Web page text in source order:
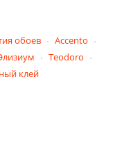
обоев
Accento
Teodoro
клей